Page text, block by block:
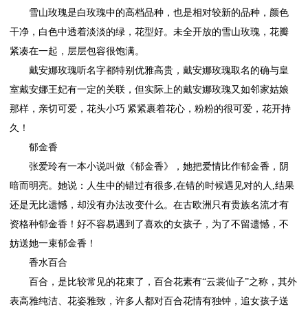
雪山玫瑰是白玫瑰中的高档品种，也是相对较新的品种，颜色
干净，白色中透着淡淡的绿，花型好。未全开放的雪山玫瑰，花瓣
紧凑在一起，层层包容很饱满。
戴安娜玫瑰听名字都特别优雅高贵，戴安娜玫瑰取名的确与皇
室戴安娜王妃有一定的关联，但实际上的戴安娜玫瑰又如邻家姑娘
那样，亲切可爱，花头小巧 紧紧裹着花心，粉粉的很可爱，花开持
久！
郁金香
张爱玲有一本小说叫做《郁金香》，她把爱情比作郁金香，阴
暗而明亮。她说：人生中的错过有很多,在错的时候遇见对的人,结果
还是无比遗憾，却没有办法改变什么。在古欧洲只有贵族名流才有
资格种郁金香！好不容易遇到了喜欢的女孩子，为了不留遗憾，不
妨送她一束郁金香！
香水百合
百合，是比较常见的花束了，百合花素有“云裳仙子”之称，其外
表高雅纯洁、花姿雅致，许多人都对百合花情有独钟，追女孩子送